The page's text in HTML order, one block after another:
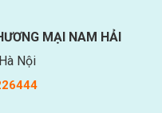
MẠI NAM HẢI
Nội